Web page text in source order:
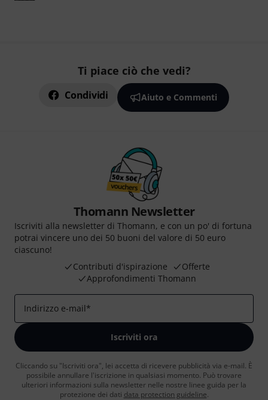
Ti piace ciò che vedi?
Condividi Aiuto e Commenti
Thomann Newsletter
Iscriviti alla newsletter di Thomann, e con un po' di fortuna
potrai vincere uno dei 50 buoni del valore di 50 euro
ciascuno!
Contributi d'ispirazione
Offerte
Approfondimenti Thomann
Indirizzo e-mail*
Iscriviti ora
Cliccando su "Iscriviti ora", lei accetta di ricevere pubblicità via e-mail. È
possibile annullare l'iscrizione in qualsiasi momento. Può trovare
ulteriori informazioni sulla newsletter nelle nostre linee guida per la
protezione dei dati data protection guideline.